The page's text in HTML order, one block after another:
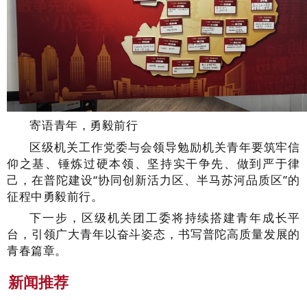
寄语青年，勇毅前行
区级机关工作党委与会领导勉励机关青年要筑牢信
仰之基、锤炼过硬本领、坚持实干争先、做到严于律
己，在普陀建设“协同创新活力区、半马苏河品质区”的
征程中勇毅前行。
下一步，区级机关团工委将持续搭建青年成长平
台，引领广大青年以奋斗姿态，书写普陀高质量发展的
青春篇章。
新闻推荐